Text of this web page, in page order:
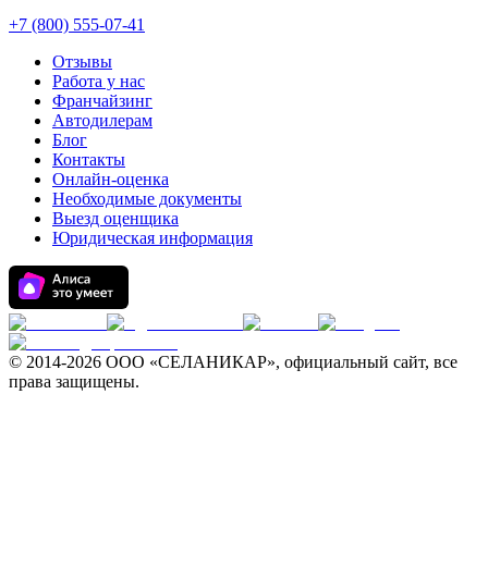
+7 (800) 555-07-41
Отзывы
Работа у нас
Франчайзинг
Автодилерам
Блог
Контакты
Онлайн-оценка
Необходимые документы
Выезд оценщика
Юридическая информация
© 2014-2026 ООО «СЕЛАНИКАР», официальный сайт, все
права защищены.